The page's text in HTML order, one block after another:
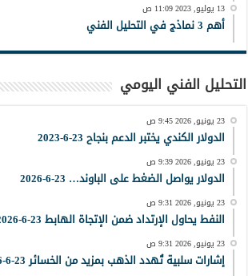
13 يوليو, 2023 11:09 ص
أهم 3 نماذج في التحليل الفني
التحليل الفني اليومي
23 يونيو, 2026 9:45 ص
الدولار الكندي يختبر الدعم بنجاح 23-6-2023
23 يونيو, 2026 9:39 ص
الدولار يواصل الضغط على الباوند… 23-6-2026
23 يونيو, 2026 9:31 ص
النفط يحاول الإرتداد ضمن الإتجاة الهابط 23-6-2026
23 يونيو, 2026 9:31 ص
إشارات سلبية تُهدد الذهب بمزيد من الخسائر 23-6-2026